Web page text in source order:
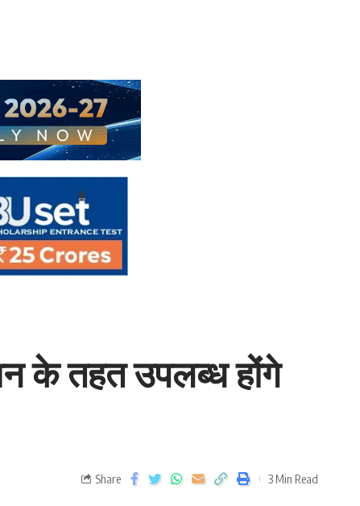
के तहत उपलब्ध होंगे
Share 3 Min Read